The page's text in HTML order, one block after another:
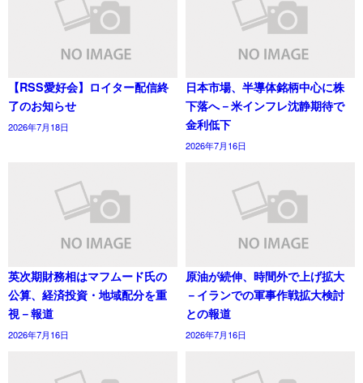
【RSS愛好会】ロイター配信終
了のお知らせ
2026年7月18日
日本市場、半導体銘柄中心に株
下落へ－米インフレ沈静期待で
金利低下
2026年7月16日
英次期財務相はマフムード氏の
公算、経済投資・地域配分を重
視－報道
2026年7月16日
原油が続伸、時間外で上げ拡大
－イランでの軍事作戦拡大検討
との報道
2026年7月16日